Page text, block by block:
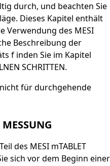
durch, und beachten Sie
Dieses Kapitel enthält
Verwendung des MESI
Beschreibung der
f inden Sie im Kapitel
SCHRITTEN.
nicht für durchgehende
des MESI mTABLET
sich vor dem Beginn einer